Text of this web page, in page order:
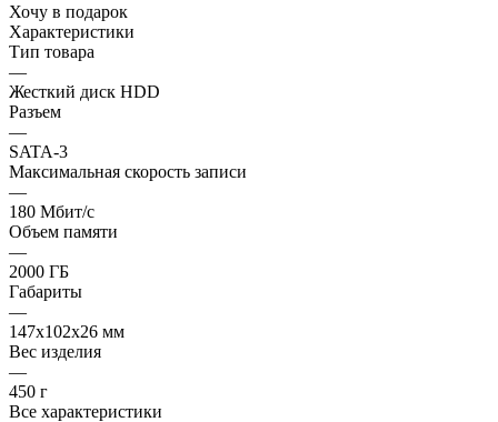
Хочу в подарок
Характеристики
Тип товара
—
Жесткий диск HDD
Разъем
—
SATA-3
Максимальная скорость записи
—
180 Мбит/с
Объем памяти
—
2000 ГБ
Габариты
—
147x102x26 мм
Вес изделия
—
450 г
Все характеристики